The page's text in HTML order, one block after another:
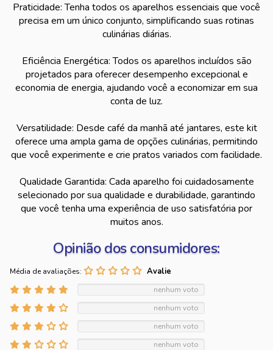
Praticidade: Tenha todos os aparelhos essenciais que você
precisa em um único conjunto, simplificando suas rotinas
culinárias diárias.
Eficiência Energética: Todos os aparelhos incluídos são
projetados para oferecer desempenho excepcional e
economia de energia, ajudando você a economizar em sua
conta de luz.
Versatilidade: Desde café da manhã até jantares, este kit
oferece uma ampla gama de opções culinárias, permitindo
que você experimente e crie pratos variados com facilidade.
Qualidade Garantida: Cada aparelho foi cuidadosamente
selecionado por sua qualidade e durabilidade, garantindo
que você tenha uma experiência de uso satisfatória por
muitos anos.
Opinião dos consumidores:
Média de avaliações:
nenhum voto
nenhum voto
nenhum voto
nenhum voto